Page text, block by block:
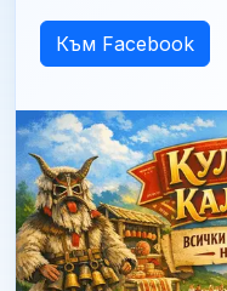
Към Facebook